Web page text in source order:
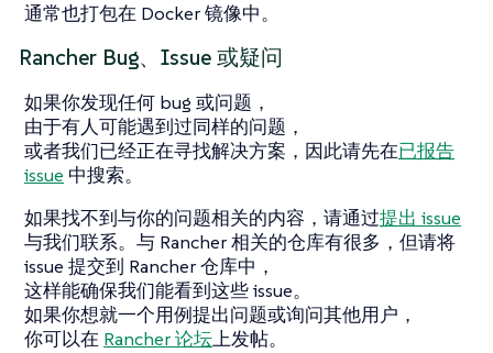
通常也打包在 Docker 镜像中。
Rancher Bug、Issue 或疑问
如果你发现任何 bug 或问题，
由于有人可能遇到过同样的问题，
或者我们已经正在寻找解决方案，因此请先在已报告
issue 中搜索。
如果找不到与你的问题相关的内容，请通过提出 issue
与我们联系。与 Rancher 相关的仓库有很多，但请将
issue 提交到 Rancher 仓库中，
这样能确保我们能看到这些 issue。
如果你想就一个用例提出问题或询问其他用户，
你可以在 Rancher 论坛上发帖。